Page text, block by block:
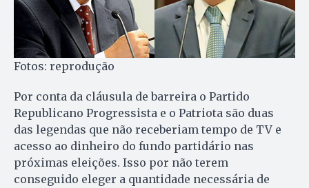
Fotos: reprodução
Por conta da cláusula de barreira o Partido
Republicano Progressista e o Patriota são duas
das legendas que não receberiam tempo de TV e
acesso ao dinheiro do fundo partidário nas
próximas eleições. Isso por não terem
conseguido eleger a quantidade necessária de